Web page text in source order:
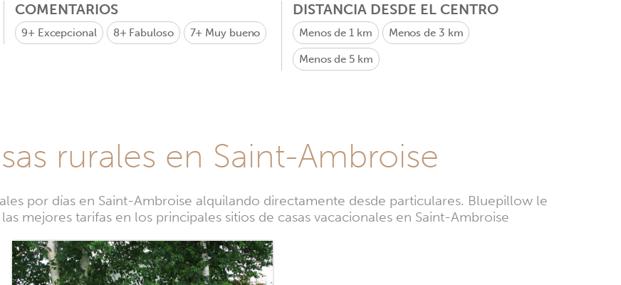
COMENTARIOS
9+ Excepcional 8+ Fabuloso 7+ Muy bueno
DISTANCIA DESDE EL CENTRO
Menos de 1 km Menos de 3 km
Menos de 5 km
rurales en Saint-Ambroise
por días en Saint-Ambroise alquilando directamente desde particulares. Bluepillow le
mejores tarifas en los principales sitios de casas vacacionales en Saint-Ambroise